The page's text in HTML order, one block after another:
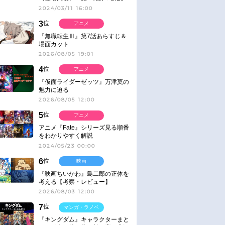
2024/03/11 16:00
3位
『無職転生Ⅲ』第7話あらすじ＆
場面カット
2026/08/05 19:01
アニメ
4位
『仮面ライダーゼッツ』万津莫の
魅力に迫る
2026/08/05 12:00
アニメ
5位
アニメ『Fate』シリーズ見る順番
をわかりやすく解説
2024/05/23 00:00
アニメ
6位
『映画ちいかわ』島二郎の正体を
考える【考察・レビュー】
2026/08/03 12:00
映画
7位
『キングダム』キャラクターまと
マンガ・ラノベ